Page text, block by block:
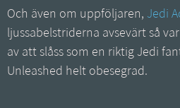
Och även om uppföljaren, Jedi
ljussabelstriderna avsevärt så
av att slåss som en riktig Jedi
Unleashed helt obesegrad.